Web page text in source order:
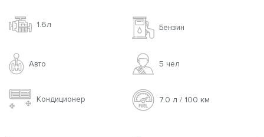
1.6л Бензин
Авто 5 чел
Кондиционер 7.0 л / 100 км